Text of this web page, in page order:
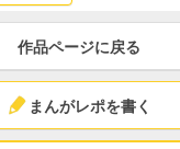
作品ページに戻る
まんがレポを書く